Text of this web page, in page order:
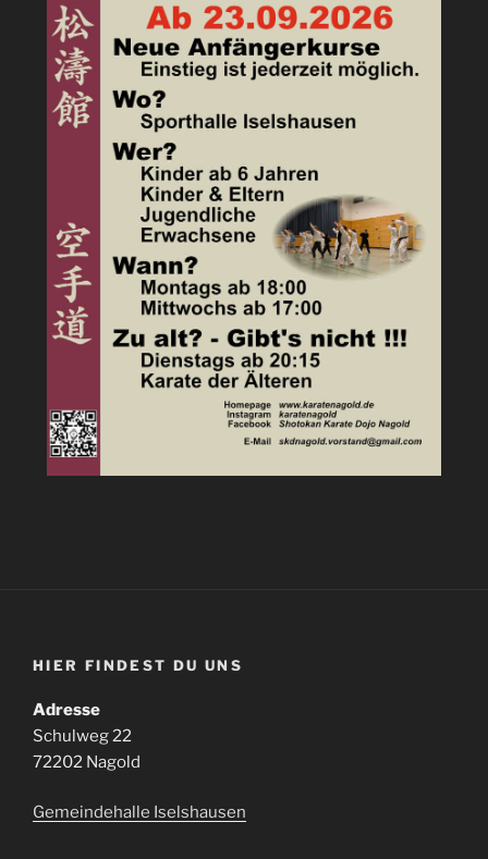
HIER FINDEST DU UNS
Adresse
Schulweg 22
72202 Nagold
Gemeindehalle Iselshausen